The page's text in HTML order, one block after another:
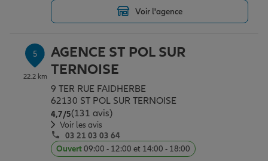
Voir l'agence
5
22.2 km
AGENCE ST POL SUR
TERNOISE
9 TER RUE FAIDHERBE
62130 ST POL SUR TERNOISE
4,7/5Note de 4.7 sur 5
(131 avis)
Voir les avis
03 21 03 03 64
Ouvert09:00 - 12:00 et 14:00 - 18:00